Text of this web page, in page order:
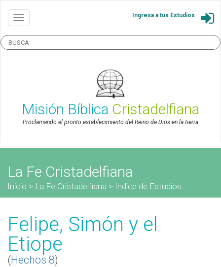
Ingresa a tus Estudios
Misión Bíblica Cristadelfiana
Proclamando el pronto establecimiento del Reino de Dios en la tierra
La Fe Cristadelfiana
Inicio > La Fe Cristadelfiana > Indice de Estudios
Felipe, Simón y el
Etiope
(Hechos 8)